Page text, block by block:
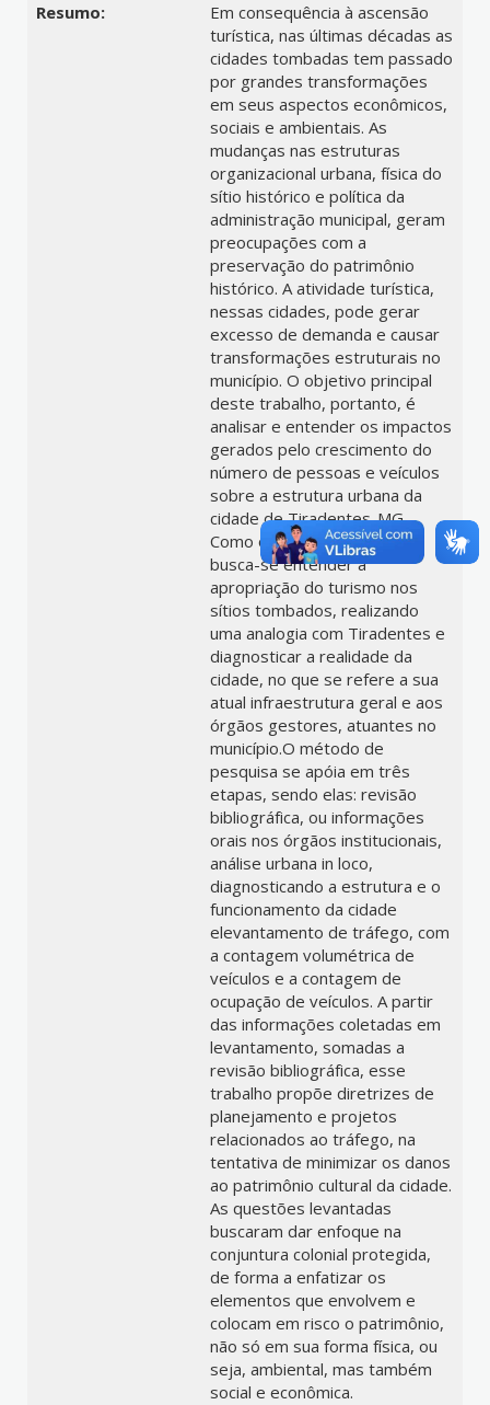
Resumo:
Em consequência à ascensão
turística, nas últimas décadas as
cidades tombadas tem passado
por grandes transformações
em seus aspectos econômicos,
sociais e ambientais. As
mudanças nas estruturas
organizacional urbana, física do
sítio histórico e política da
administração municipal, geram
preocupações com a
preservação do patrimônio
histórico. A atividade turística,
nessas cidades, pode gerar
excesso de demanda e causar
transformações estruturais no
município. O objetivo principal
deste trabalho, portanto, é
analisar e entender os impactos
gerados pelo crescimento do
número de pessoas e veículos
sobre a estrutura urbana da
cidade de Tiradentes-MG.
Como objetivo secundário,
busca-se entender a
apropriação do turismo nos
sítios tombados, realizando
uma analogia com Tiradentes e
diagnosticar a realidade da
cidade, no que se refere a sua
atual infraestrutura geral e aos
órgãos gestores, atuantes no
município.O método de
pesquisa se apóia em três
etapas, sendo elas: revisão
bibliográfica, ou informações
orais nos órgãos institucionais,
análise urbana in loco,
diagnosticando a estrutura e o
funcionamento da cidade
elevantamento de tráfego, com
a contagem volumétrica de
veículos e a contagem de
ocupação de veículos. A partir
das informações coletadas em
levantamento, somadas a
revisão bibliográfica, esse
trabalho propõe diretrizes de
planejamento e projetos
relacionados ao tráfego, na
tentativa de minimizar os danos
ao patrimônio cultural da cidade.
As questões levantadas
buscaram dar enfoque na
conjuntura colonial protegida,
de forma a enfatizar os
elementos que envolvem e
colocam em risco o patrimônio,
não só em sua forma física, ou
seja, ambiental, mas também
social e econômica.